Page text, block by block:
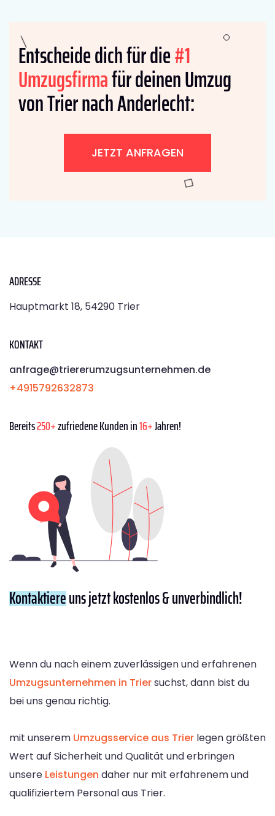
Entscheide dich für die#1
Umzugsfirmafür deinen Umzug
von Trier nach Anderlecht:
JETZT ANFRAGEN
ADRESSE
Hauptmarkt 18, 54290 Trier
KONTAKT
anfrage@triererumzugsunternehmen.de
+4915792632873
Bereits250+zufriedene Kunden in16+Jahren!
Kontaktiereuns jetzt kostenlos & unverbindlich!
Wenn du nach einem zuverlässigen und erfahrenen
Umzugsunternehmen in Triersuchst, dann bist du
bei uns genau richtig.
mit unserem Umzugsservice aus Trier legen größten
Wert auf Sicherheit und Qualität und erbringen
unsere Leistungen daher nur mit erfahrenem und
qualifiziertem Personal aus Trier.